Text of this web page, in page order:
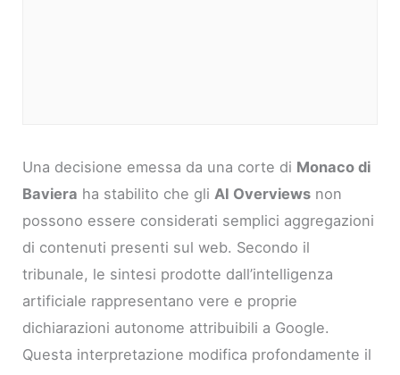
Una decisione emessa da una corte di Monaco di
Baviera ha stabilito che gli AI Overviews non
possono essere considerati semplici aggregazioni
di contenuti presenti sul web. Secondo il
tribunale, le sintesi prodotte dall’intelligenza
artificiale rappresentano vere e proprie
dichiarazioni autonome attribuibili a Google.
Questa interpretazione modifica profondamente il